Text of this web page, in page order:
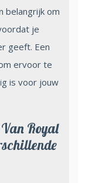
belangrijk om
je
geeft. Een
ervoor te
is voor jouw
Royal